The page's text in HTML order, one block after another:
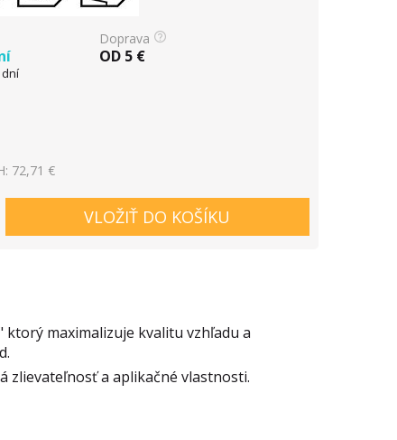
Doprava
OD 5€
72,71 €
VLOŽIŤ DO KOŠÍKU
ktorý maximalizuje kvalitu vzhľadu a
zlievateľnosť a aplikačné vlastnosti.